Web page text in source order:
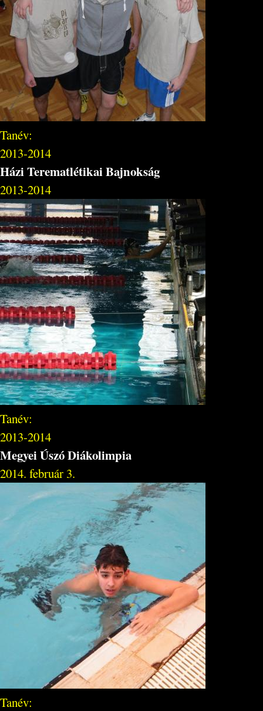
Tanév:
2013-2014
Házi Terematlétikai Bajnokság
2013-2014
Tanév:
2013-2014
Megyei Úszó Diákolimpia
2014. február 3.
Tanév: